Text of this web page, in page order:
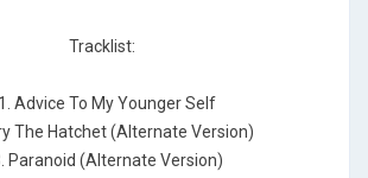
Tracklist:
Advice To My Younger Self
The Hatchet (Alternate Version)
Paranoid (Alternate Version)